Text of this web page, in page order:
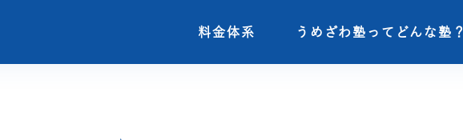
料金体系 うめざわ塾ってどんな塾？
料金体系 うめざわ塾ってどんな塾？